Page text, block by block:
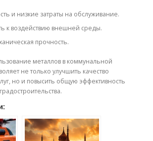
и низкие затраты на обслуживание.
к воздействию внешней среды.
прочность.
металлов в коммунальной
не только улучшить качество
но и повысить общую эффективность